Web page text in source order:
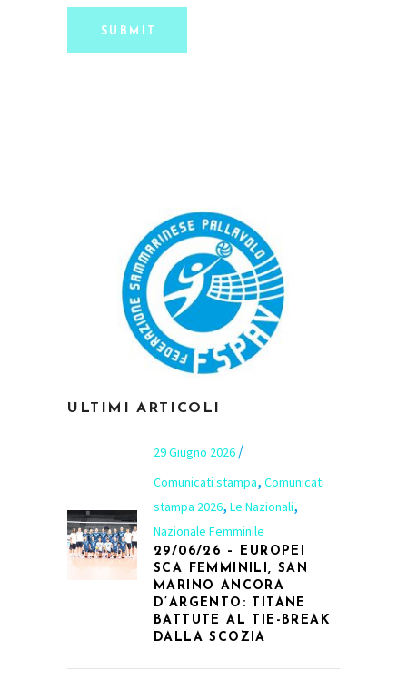
SUBMIT
ULTIMI ARTICOLI
29 Giugno 2026
Comunicati stampa, Comunicati
stampa 2026, Le Nazionali,
Nazionale Femminile
29/06/26 – EUROPEI
SCA FEMMINILI, SAN
MARINO ANCORA
D’ARGENTO: TITANE
BATTUTE AL TIE-BREAK
DALLA SCOZIA